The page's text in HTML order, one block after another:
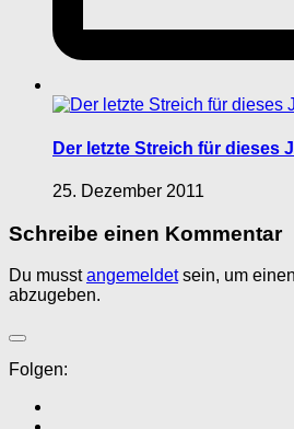
Der letzte Streich für dieses
25. Dezember 2011
Schreibe einen Kommentar
Du musstangemeldetsein, um
abzugeben.
Folgen: